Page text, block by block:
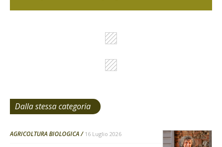
Dalla stessa categoria
AGRICOLTURA BIOLOGICA 16 Luglio 2026